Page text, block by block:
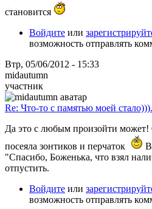
становится
Войдите или
возможность отправлять
Втр, 05/06/2012 - 15:33
midautumn
участник
Re: Что-то с памятью моей
Да это с любым произойти может!
посеяла зонтиков и перчаток
"Спасибо, Боженька, что взял
отпустить.
Войдите или
возможность отправлять